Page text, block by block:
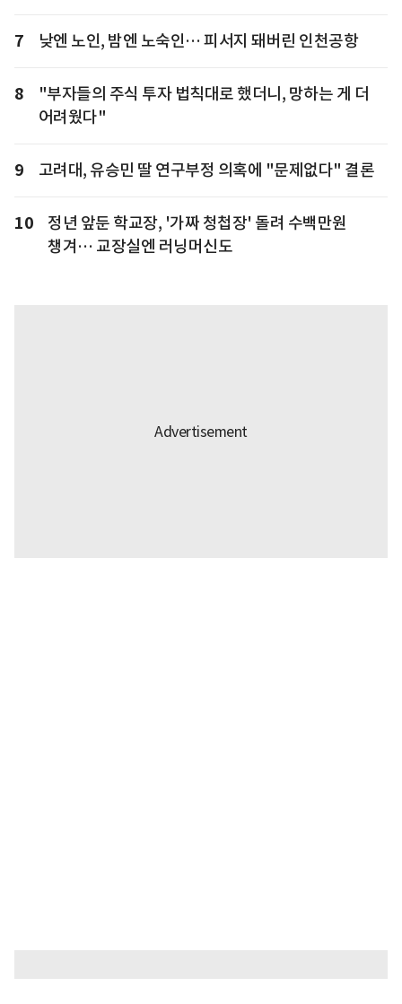
7 낮엔 노인, 밤엔 노숙인… 피서지 돼버린 인천공항
8
"부자들의 주식 투자 법칙대로 했더니, 망하는 게 더
어려웠다"
9 고려대, 유승민 딸 연구부정 의혹에 "문제없다" 결론
10
정년 앞둔 학교장, '가짜 청첩장' 돌려 수백만원
챙겨… 교장실엔 러닝머신도